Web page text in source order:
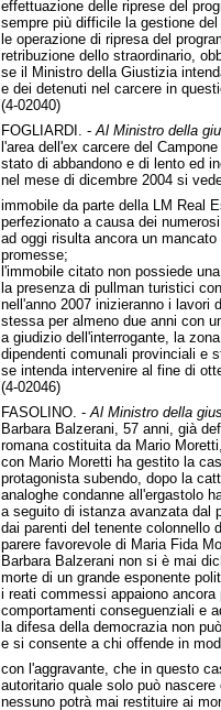
effettuazione delle riprese del
sempre più difficile la gestione
le operazione di ripresa del
retribuzione dello straordinario,
se il Ministro della Giustizia
e dei detenuti nel carcere in
(4-02040)
FOGLIARDI. - Al Ministro della
l'area dell'ex carcere del
stato di abbandono e di lento ed
nel mese di dicembre 2004 si
immobile da parte della LM Real
perfezionato a causa dei
ad oggi risulta ancora un
promesse;
l'immobile citato non possiede
la presenza di pullman turistici
nell'anno 2007 inizieranno i lavori
stessa per almeno due anni con
a giudizio dell'interrogante, la
dipendenti comunali provinciali e
se intenda intervenire al fine di
(4-02046)
FASOLINO. - Al Ministro della
Barbara Balzerani, 57 anni, già
romana costituita da Mario
con Mario Moretti ha gestito la
protagonista subendo, dopo la
analoghe condanne all'ergastolo
a seguito di istanza avanzata dal
dai parenti del tenente colonnello
parere favorevole di Maria Fida
Barbara Balzerani non si è mai
morte di un grande esponente
i reati commessi appaiono
comportamenti conseguenziali e
la difesa della democrazia non
e si consente a chi offende in
con l'aggravante, che in questo
autoritario quale solo può
nessuno potrà mai restituire ai